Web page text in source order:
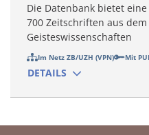
Die Datenbank bietet
700 Zeitschriften aus dem
Geisteswissenschaften
DETAILS
Im Netz ZB/UZH (VPN) Mit